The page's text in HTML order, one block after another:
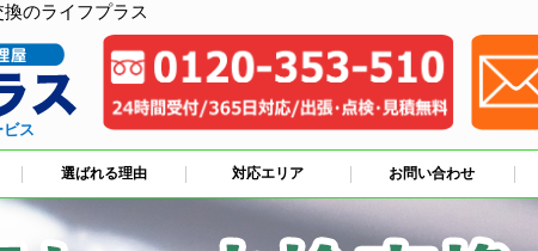
のライフプラス
ス
選ばれる理由 対応エリア お問い合わせ